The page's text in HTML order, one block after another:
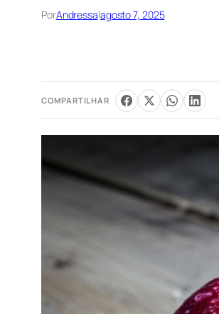
PorAndressa|agosto 7, 2025
COMPARTILHAR